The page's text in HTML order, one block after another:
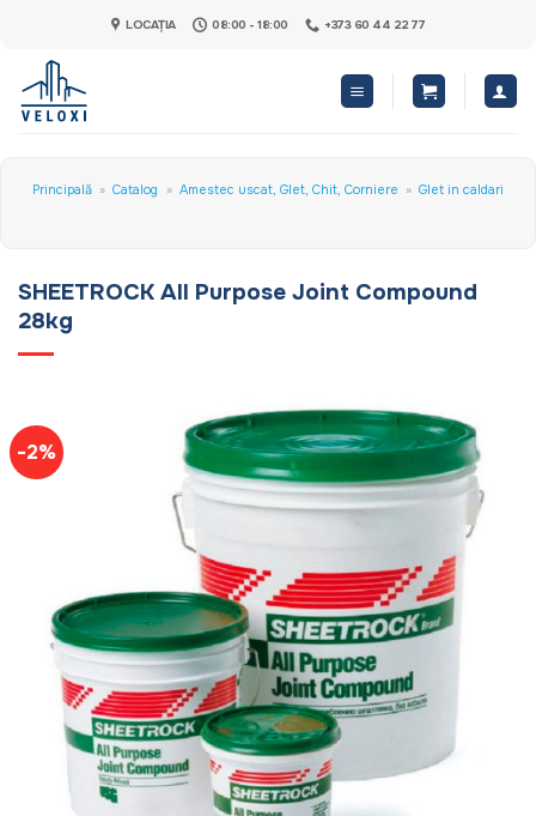
content
LOCAȚIA 08:00 - 18:00 +373 60 44 22 77
Principală » Catalog » Amestec uscat, Glet, Chit, Corniere » Glet in caldari
SHEETROCK All Purpose Joint Compound
28kg
-2%